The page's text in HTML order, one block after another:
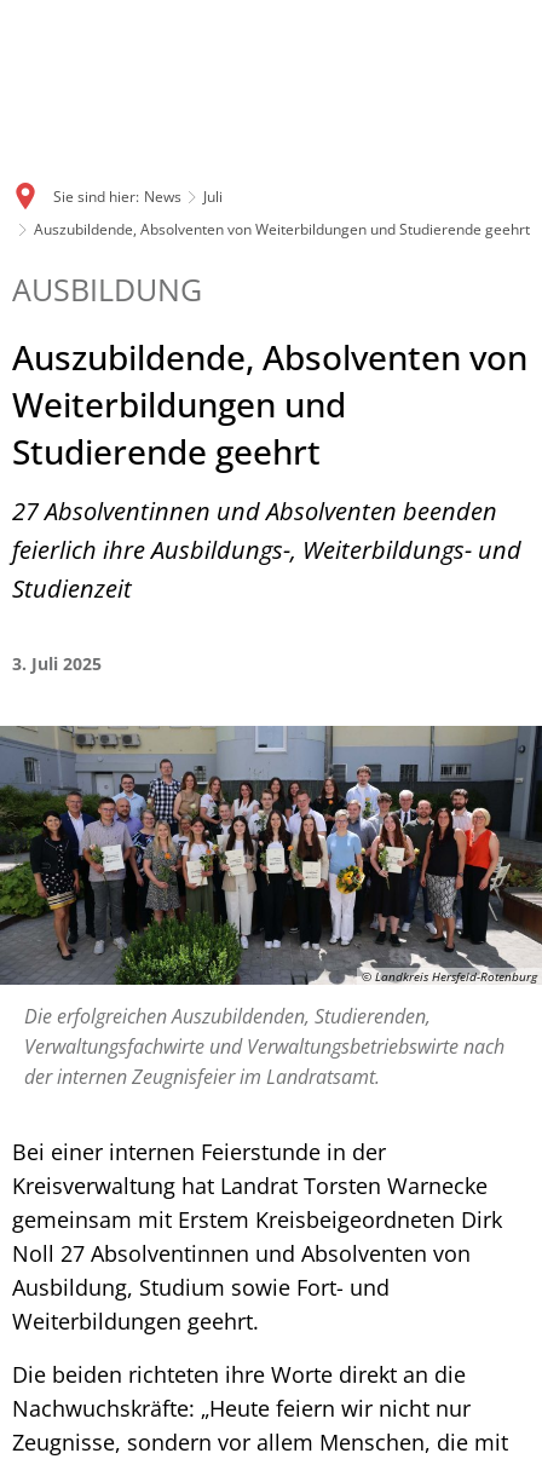
Sie sind hier: News
Juli
Auszubildende, Absolventen von Weiterbildungen und Studierende geehrt
AUSBILDUNG
Auszubildende, Absolventen von
Weiterbildungen und
Studierende geehrt
27 Absolventinnen und Absolventen beenden
feierlich ihre Ausbildungs-, Weiterbildungs- und
Studienzeit
3. Juli 2025
© Landkreis Hersfeld-Rotenburg
Die erfolgreichen Auszubildenden, Studierenden,
Verwaltungsfachwirte und Verwaltungsbetriebswirte nach
der internen Zeugnisfeier im Landratsamt.
Bei einer internen Feierstunde in der
Kreisverwaltung hat Landrat Torsten Warnecke
gemeinsam mit Erstem Kreisbeigeordneten Dirk
Noll 27 Absolventinnen und Absolventen von
Ausbildung, Studium sowie Fort- und
Weiterbildungen geehrt.
Die beiden richteten ihre Worte direkt an die
Nachwuchskräfte: „Heute feiern wir nicht nur
Zeugnisse, sondern vor allem Menschen, die mit